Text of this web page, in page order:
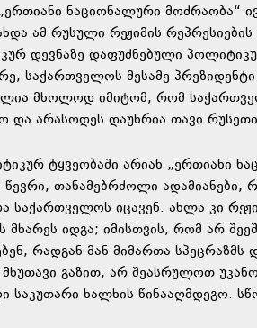
ნაციონალური მოძრაობა“
ამ რუსული რეჟიმის
დევნაზე დაფუძნებული
საქართველოს მესამე
მხოლოდ იმიტომ, რომ
და არასოდეს დაუხრია თავი
ტყვეობაში არიან „ერთიანი
წევრი, თანამებრძოლი
საქართველოს იცავენ. ახლა კი
მხარეს იდგა; იმისთვის, რომ არ
რადგან მან მიმართა
მხუთავი გაზით, არ შეასრულოთ
საკუთარი ხალხის წინააღმდეგო.